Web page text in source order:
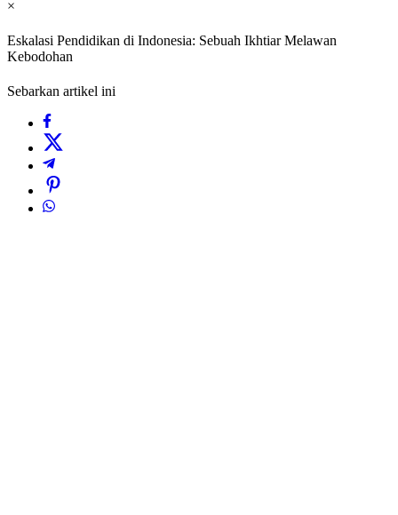
×
Eskalasi Pendidikan di Indonesia: Sebuah Ikhtiar Melawan
Kebodohan
Sebarkan artikel ini